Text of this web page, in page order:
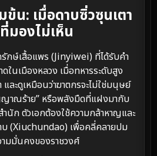
ข้น: เมื่อดาบซิ่วซุนเตา
มองไม่เห็น
กษ์เสื้อแพร (Jinyiwei) ที่ได้รับคำ
ในเมืองหลวง เมื่อทหารระดับสูง
ละดูเหมือนว่าฆาตกรจะไม่ใช่มนุษย์
าณร้าย” หรือพลังมืดที่แฝงมากับ
ำนัก ตัวเอกต้องใช้ความกล้าหาญและ
บ (Xiuchundao) เพื่อคลี่คลายปม
มมั่นคงของราชวงศ์